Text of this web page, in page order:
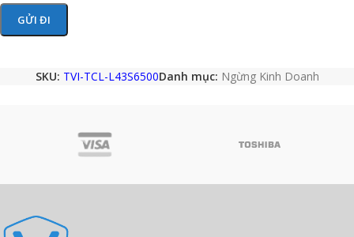
SKU: TVI-TCL-L43S6500Danh mục: Ngừng Kinh Doanh